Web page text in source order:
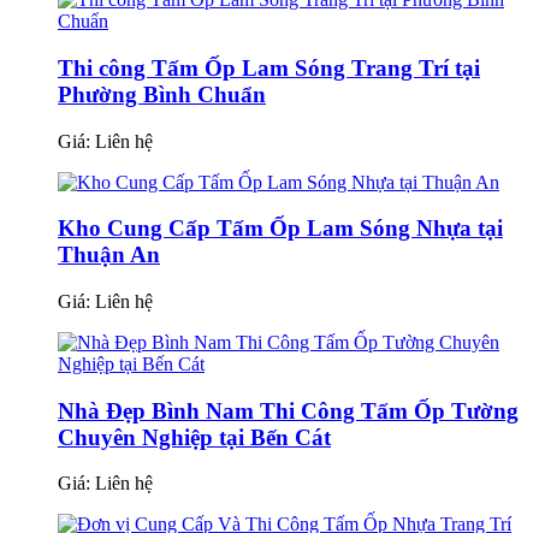
Thi công Tấm Ốp Lam Sóng Trang Trí tại
Phường Bình Chuẩn
Giá: Liên hệ
Kho Cung Cấp Tấm Ốp Lam Sóng Nhựa tại
Thuận An
Giá: Liên hệ
Nhà Đẹp Bình Nam Thi Công Tấm Ốp Tường
Chuyên Nghiệp tại Bến Cát
Giá: Liên hệ